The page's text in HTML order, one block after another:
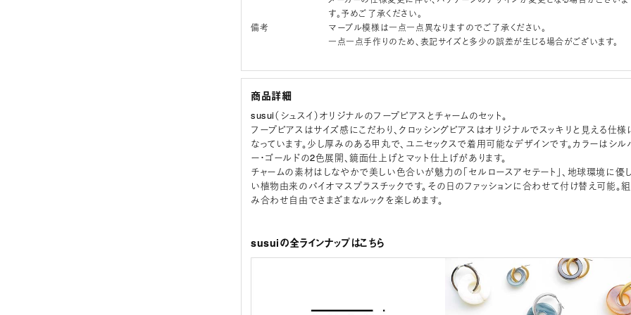
す。予めご了承ください。
備考
マーブル模様は一点一点異なりますのでご了承ください。
一点一点手作りのため、表記サイズと多少の誤差が生じる場合がございます。
商品詳細
susui（シュスイ）オリジナルのフープピアスとチャームのセット。
フープピアスはサイズ感にこだわり、クロッシングピアスはオリジナルでスッキリと見える仕様
なっています。少し厚みのある甲丸で、ユニセックスで着用可能なデザインです。カラーはシル
ー・ゴールドの2色展開、鏡面仕上げとマット仕上げがあります。
チャームの素材はしなやかで美しい色合いが魅力の「セルロースアセテート」、地球環境に優し
い植物由来のバイオマスプラスチックです。その日のファッションに合わせて付け替え可能。組
み合わせ自由でさまざまなルックを楽しめます。
susuiの全ラインナップはこちら